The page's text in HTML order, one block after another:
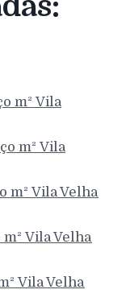
m² Vila
m² Vila
m² Vila Velha
Vila Velha
Vila Velha